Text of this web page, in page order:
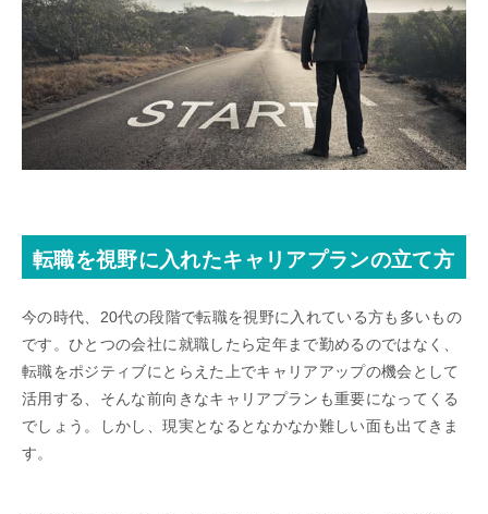
転職を視野に入れたキャリアプランの立て方
今の時代、20代の段階で転職を視野に入れている方も多いもの
です。ひとつの会社に就職したら定年まで勤めるのではなく、
転職をポジティブにとらえた上でキャリアアップの機会として
活用する、そんな前向きなキャリアプランも重要になってくる
でしょう。しかし、現実となるとなかなか難しい面も出てきま
す。